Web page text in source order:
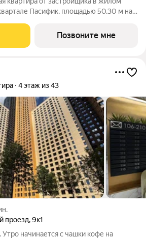
Пасифик, площадью 50.30 м на
город в городе с отлично
Позвоните мне
4 этаж из 43
проезд,9к1
начинается с чашки кофе на